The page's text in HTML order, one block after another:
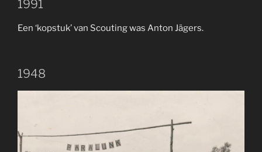
1991
Een ‘kopstuk’ van Scouting was Anton Jägers.
1948